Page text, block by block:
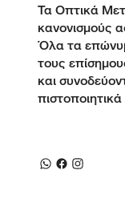
Τα Οπτικά
κανονισμούς
Όλα τα
τους
και